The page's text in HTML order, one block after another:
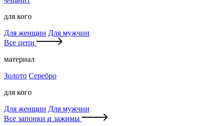
для кого
Для женщин Для мужчин
Все цепи
материал
Золото Серебро
для кого
Для женщин Для мужчин
Все запонки и зажимы